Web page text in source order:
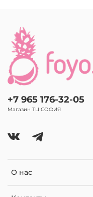
О нас
+7 965 176-32-05
Магазин ТЦ СОФИЯ